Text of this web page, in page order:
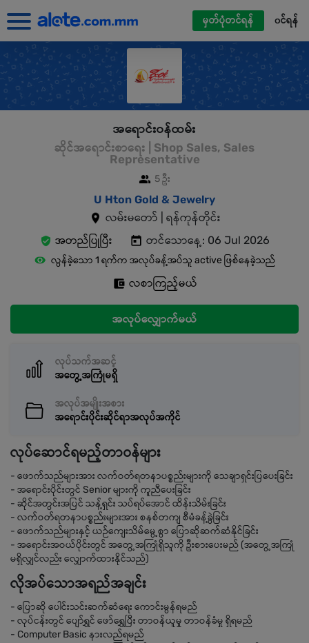
မှတ်ပုံတင်ရန် ၀င်ရန်
အရောင်းဝန်ထမ်း
ဆိုင်အရောင်းစာရေး | Shop Sales, Sales
Representative
5 ဦး
U Hton Gold & Jewelry
လမ်းမတော် | ရန်ကုန်တိုင်း
အတည်ပြုပြီး
တင်သောနေ့: 06 Jul 2026
လွန်ခဲ့သော 1 ရက်က အလုပ်ခန့်အပ်သူ active ဖြစ်နေခဲ့သည်
လစာကြည့်မယ်
အလုပ်လျှောက်မယ်
လုပ်သက်အဆင့်
အတွေ့အကြုံမရှိ
အလုပ်အမျိုးအစား
အရောင်းပိုင်းဆိုင်ရာအလုပ်အကိုင်
လုပ်ဆောင်ရမည့်တာဝန်များ
- ဖောက်သည်များအား လက်ဝတ်ရတနာပစ္စည်းများကို သေချာရှင်းပြပေးခြင်း
- အရောင်းပိုင်းတွင် Senior များကို ကူညီပေးခြင်း
- ဆိုင်အတွင်းအပြင် သန့်ရှင်း သပ်ရပ်အောင် ထိန်းသိမ်းခြင်း
- လက်ဝတ်ရတနာပစ္စည်းများအား စနစ်တကျ စီမံခန့်ခွဲခြင်း
- ဖောက်သည်များနှင့် ယဉ်ကျေးသိမ်မွေ့စွာ ပြောဆိုဆက်ဆံနိုင်ခြင်း
- အရောင်းအဝယ်ပိုင်းတွင် အတွေ့အကြုံရှိသူကို ဦးစားပေးမည် (အတွေ့အကြုံ
မရှိလျှင်လည်း လျှောက်ထားနိုင်သည်)
လိုအပ်သောအရည်အချင်း
- ပြောဆို ပေါင်းသင်းဆက်ဆံရေး ကောင်းမွန်ရမည်
- လုပ်ငန်းတွင် ပျော်ရွှင် ဖော်ရွှေပြီး တာဝန်ယူမှု တာဝန်ခံမှု ရှိရမည်
- Computer Basic နားလည်ရမည်